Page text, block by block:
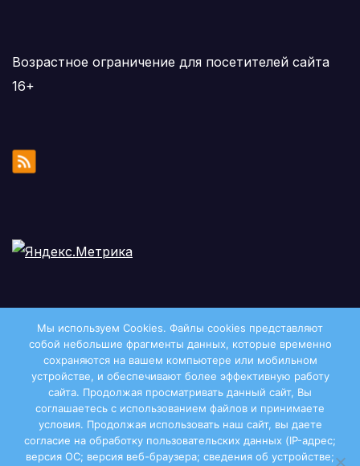
Возрастное ограничение для посетителей сайта
16+
Двиноважье
Мы используем Cookies. Файлы сookies представляют
собой небольшие фрагменты данных, которые временно
сохраняются на вашем компьютере или мобильном
устройстве, и обеспечивают более эффективную работу
сайта. Продолжая просматривать данный сайт, Вы
соглашаетесь с использованием файлов и принимаете
условия. Продолжая использовать наш сайт, вы даете
согласие на обработку пользовательских данных (IP-адрес;
версия ОС; версия веб-браузера; сведения об устройстве;